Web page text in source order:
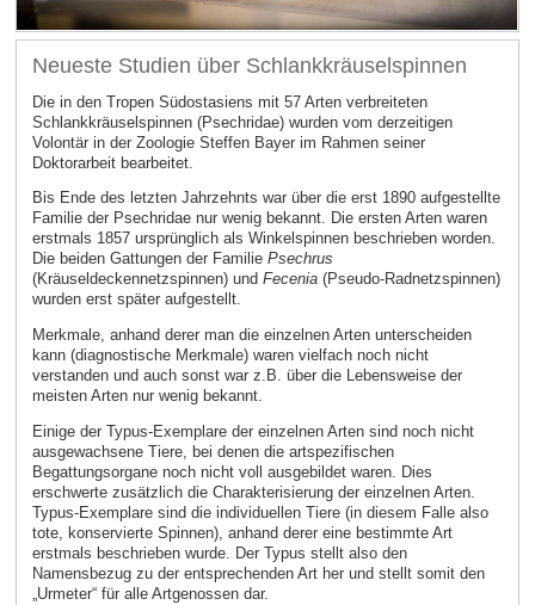
Neueste Studien über Schlankkräuselspinnen
Die in den Tropen Südostasiens mit 57 Arten verbreiteten
Schlankkräuselspinnen (Psechridae) wurden vom derzeitigen
Volontär in der Zoologie Steffen Bayer im Rahmen seiner
Doktorarbeit bearbeitet.
Bis Ende des letzten Jahrzehnts war über die erst 1890 aufgestellte
Familie der Psechridae nur wenig bekannt. Die ersten Arten waren
erstmals 1857 ursprünglich als Winkelspinnen beschrieben worden.
Die beiden Gattungen der Familie Psechrus
(Kräuseldeckennetzspinnen) und Fecenia(Pseudo-Radnetzspinnen)
wurden erst später aufgestellt.
Merkmale, anhand derer man die einzelnen Arten unterscheiden
kann (diagnostische Merkmale) waren vielfach noch nicht
verstanden und auch sonst war z.B. über die Lebensweise der
meisten Arten nur wenig bekannt.
Einige der Typus-Exemplare der einzelnen Arten sind noch nicht
ausgewachsene Tiere, bei denen die artspezifischen
Begattungsorgane noch nicht voll ausgebildet waren. Dies
erschwerte zusätzlich die Charakterisierung der einzelnen Arten.
Typus-Exemplare sind die individuellen Tiere (in diesem Falle also
tote, konservierte Spinnen), anhand derer eine bestimmte Art
erstmals beschrieben wurde. Der Typus stellt also den
Namensbezug zu der entsprechenden Art her und stellt somit den
„Urmeter“ für alle Artgenossen dar.